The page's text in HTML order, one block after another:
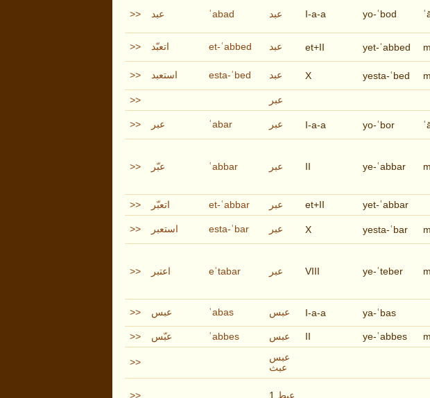
>> عبد ʿabad عبد I-a-a yo-ʿbod
>> اتعبّد et-ʿabbed عبد et+II yet-ʿabbed
>> استعبد esta-ʿbed عبد X yesta-ʿbed
>> عبر
>> عبر ʿabar عبر I-a-a yo-ʿbor
>> عبّر ʿabbar عبر II ye-ʿabbar
>> اتعبّر et-ʿabbar عبر et+II yet-ʿabbar
>> استعبر esta-ʿbar عبر X yesta-ʿbar
>> اعتبر eʿtabar عبر VIII ye-ʿteber
>> عبس ʿabas عبس I-a-a ya-ʿbas
>> عبّس ʿabbes عبس II ye-ʿabbes
>>
عبس
عبث
>> عبط